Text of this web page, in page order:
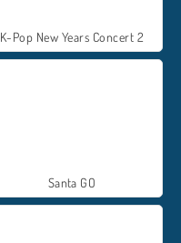
K-Pop New Years Concert 2
Santa GO